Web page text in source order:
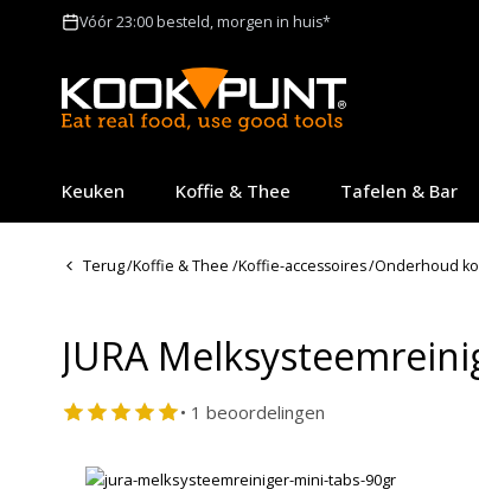
Vóór 23:00 besteld, morgen in huis*
Keuken Koffie & Thee Tafelen & Bar
Terug/Koffie & Thee /Koffie-accessoires/Onderhoud
JURA
• 1 beoordelingen